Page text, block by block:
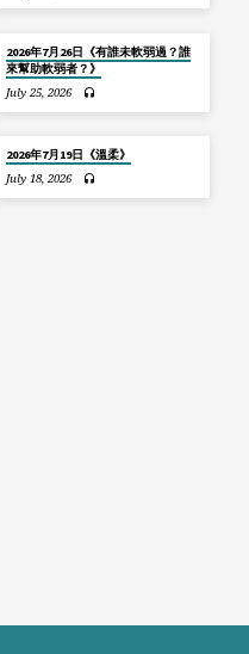
2026年7月26日《有誰未軟弱過？誰
來幫助軟弱者？》
July 25, 2026
2026年7月19日《溫柔》
July 18, 2026